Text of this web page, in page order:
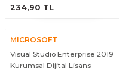
234,90 TL
MICROSOFT
Visual Studio Enterprise 2019
Kurumsal Dijital Lisans